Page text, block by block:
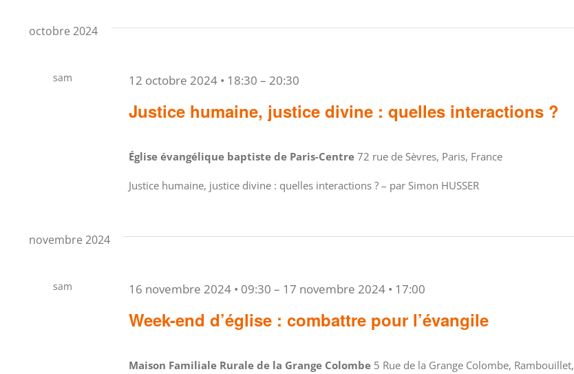
octobre 2024
sam
Justice humaine, justice divine : quelles interactions ?
12 octobre 2024 • 18:30 – 20:30
Église évangélique baptiste de Paris-Centre72 rue de Sèvres, Paris, France
Justice humaine, justice divine : quelles interactions ? – par Simon HUSSER
novembre 2024
sam
16
Week-end d’église : combattre pour l’évangile
16 novembre 2024 • 09:30 – 17 novembre 2024 • 17:00
Maison Familiale Rurale de la Grange Colombe 5 Rue de la Grange Colombe, Rambouillet,